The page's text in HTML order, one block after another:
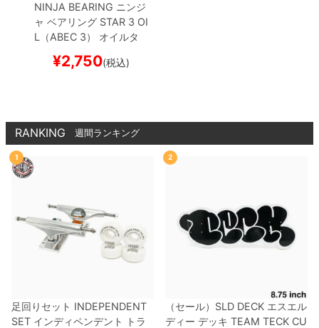
NINJA BEARING ニンジ
ャ ベアリング STAR 3 OI
L（ABEC 3）
オイルタ
ケボー
¥2,750(税込)
RANKING 週間ランキング
1
足回りセット INDEPENDENT
SET インディペンデント
トラ
2
（セール） SLD DECK エスエル
ディー デッキ TEAM TECK CU